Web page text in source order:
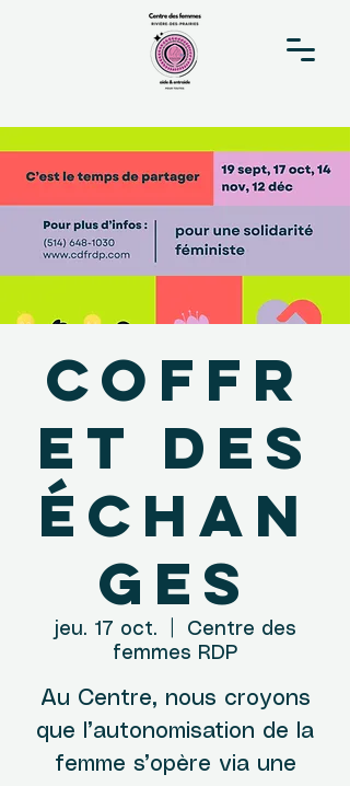
Coffr
et des
échan
ges
jeu. 17 oct.
Centre des
femmes RDP
Au Centre, nous croyons
que l’autonomisation de la
femme s’opère via une